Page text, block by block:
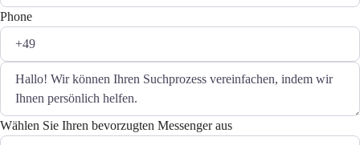
Phone
Wählen Sie Ihren bevorzugten Messenger aus